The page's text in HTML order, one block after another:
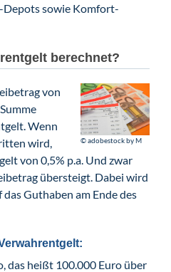
Depots sowie Komfort-
berechnet?
© adobestock by M
von
Wenn
wird,
von 0,5% p.a. Und zwar
übersteigt. Dabei wird
das Guthaben am Ende des
das heißt 100.000 Euro über